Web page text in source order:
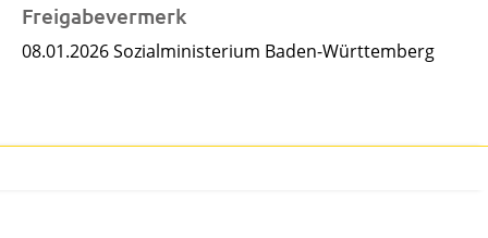
Freigabevermerk
08.01.2026 Sozialministerium Baden-Württemberg